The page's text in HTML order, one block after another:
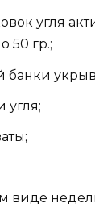
угля
50 гр.;
банки
угля;
виде